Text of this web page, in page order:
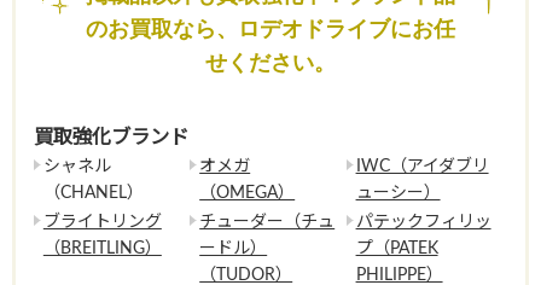
のお買取なら、ロデオドライブにお任
せください。
買取強化ブランド
シャネル
（CHANEL）
オメガ
（OMEGA）
IWC（アイダブリ
ューシー）
ブライトリング
（BREITLING）
チューダー（チュ
ードル）
（TUDOR）
パテックフィリッ
プ（PATEK
PHILIPPE）